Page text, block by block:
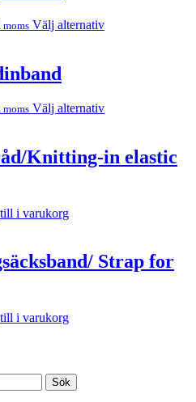
Välj alternativ
Välj alternativ
Knitting-in elastic
i varukorg
Strap for
i varukorg
Sök